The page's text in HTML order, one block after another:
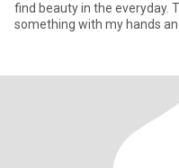
find beauty in the everyday.
something with my hands